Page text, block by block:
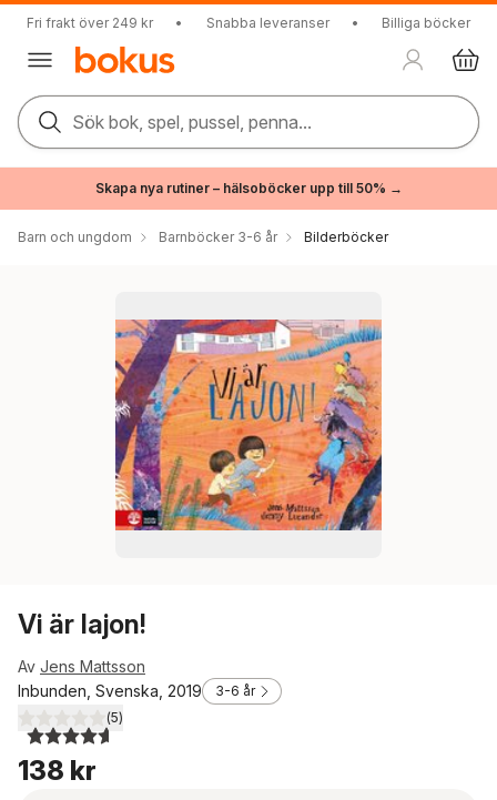
Fri frakt över 249 kr • Snabba leveranser • Billiga böcker
Sök bok, spel, pussel, penna...
Skapa nya rutiner – hälsoböcker upp till 50% →
Barn och ungdom Barnböcker 3-6 år Bilderböcker
Vi är lajon!
Av Jens Mattsson
Inbunden, Svenska, 2019
3-6 år
4,6utav 5 stjärnor. Totalt antal röster:
(5)
138 kr